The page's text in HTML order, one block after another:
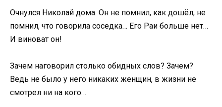
Очнулся Николай дома. Он не помнил, как дошёл, не
помнил, что говорила соседка… Его Раи больше нет…
И виноват он!
Зачем наговорил столько обидных слов? Зачем?
Ведь не было у него никаких женщин, в жизни не
смотрел ни на кого…